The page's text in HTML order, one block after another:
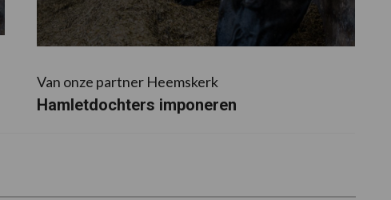
Van onze partner Heemskerk
Hamletdochters imponeren